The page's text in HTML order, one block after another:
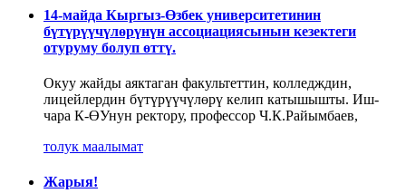
14-майда Кыргыз-Өзбек университетинин
бүтүрүүчүлөрүнүн ассоциациясынын кезектеги
отуруму болуп өттү.
Окуу жайды аяктаган факультеттин, колледждин,
лицейлердин бүтүрүүчүлөрү келип катышышты. Иш-
чара К-ӨУнун ректору, профессор Ч.К.Райымбаев,
толук маалымат
Жарыя!